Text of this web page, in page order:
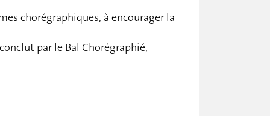
chorégraphiques, à encourager la
par le Bal Chorégraphié,